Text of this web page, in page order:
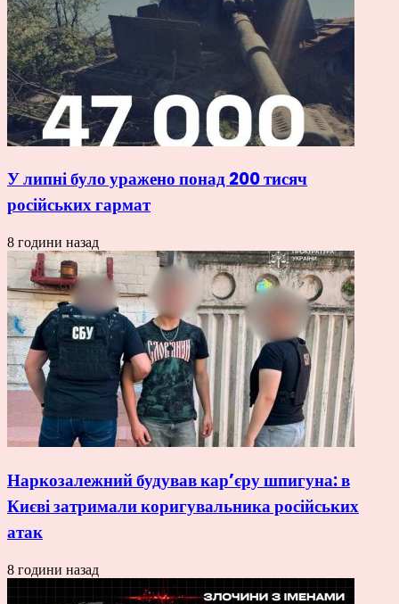
У липні було уражено понад 200 тисяч
російських гармат
8 години назад
Наркозалежний будував кар’єру шпигуна: в
Києві затримали коригувальника російських
атак
8 години назад